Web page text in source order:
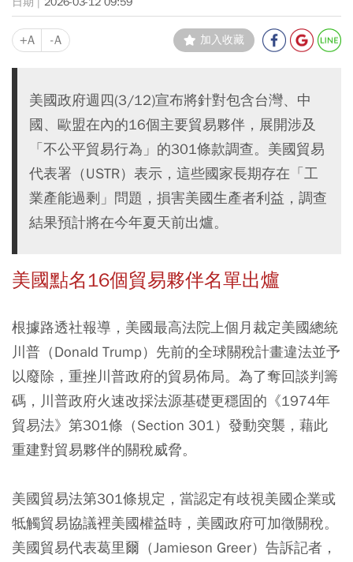
+A -A 加入收藏
美國政府週四(3/12)宣布將針對包含台灣、中
國、歐盟在內的16個主要貿易夥伴，展開涉及
「不公平貿易行為」的301條款調查。美國貿易
代表署（USTR）表示，這些國家長期存在「工
業產能過剩」問題，損害美國生產者利益，調查
結果預計將在今年夏天前出爐。
美國點名16個貿易夥伴名單出爐
根據路透社報導，美國最高法院上個月裁定美國總統
川普（Donald Trump）先前的全球關稅計畫違法並予
以廢除，重挫川普政府的貿易佈局。為了奪回談判籌
碼，川普政府火速改採法源基礎更穩固的《1974年
貿易法》第301條（Section 301）發動突襲，藉此
重建對貿易夥伴的關稅威脅。
美國貿易法第301條規定，當認定有歧視美國企業或
牴觸貿易協議裡美國權益時，美國政府可加徵關稅。
美國貿易代表葛里爾（Jamieson Greer）告訴記者，